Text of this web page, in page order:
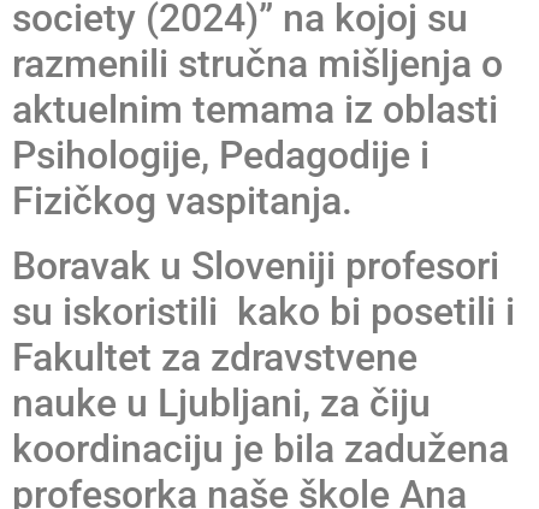
society (2024)” na kojoj su
razmenili stručna mišljenja o
aktuelnim temama iz oblasti
Psihologije, Pedagodije i
Fizičkog vaspitanja.
Boravak u Sloveniji profesori
su iskoristili kako bi posetili i
Fakultet za zdravstvene
nauke u Ljubljani, za čiju
koordinaciju je bila zadužena
profesorka naše škole Ana